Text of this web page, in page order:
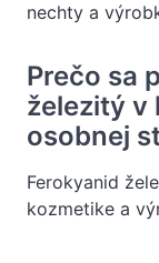
nechty a
Prečo sa
železitý v
osobnej
Ferokyanid
kozmetike a